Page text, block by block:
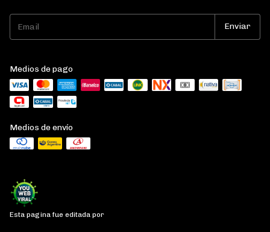
Medios de pago
Medios de envío
Esta pagina fue editada por